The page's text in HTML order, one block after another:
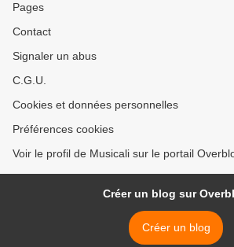
Pages
Contact
Signaler un abus
C.G.U.
Cookies et données personnelles
Préférences cookies
Voir le profil de Musicali sur le portail
Créer un blog sur
Créer un blog